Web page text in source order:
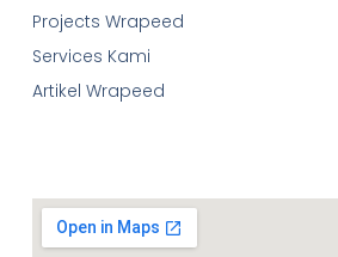
Projects Wrapeed
Services Kami
Artikel Wrapeed